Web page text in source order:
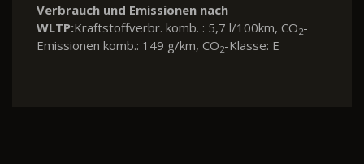
Verbrauch und Emissionen nach
WLTP:Kraftstoffverbr. komb. : 5,7 l/100km, CO2-
Emissionen komb.: 149 g/km, CO2-Klasse: E